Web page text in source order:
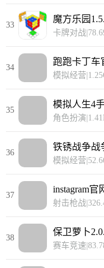
33
魔方乐园
卡牌对战|
34
跑跑卡丁车
模拟经营|
35
模拟人生4
角色扮演|
36
铁锈战争战
1.0.0
模拟经营|
37
instagram
射击枪战|
38
保卫萝卜
赛车竞速|